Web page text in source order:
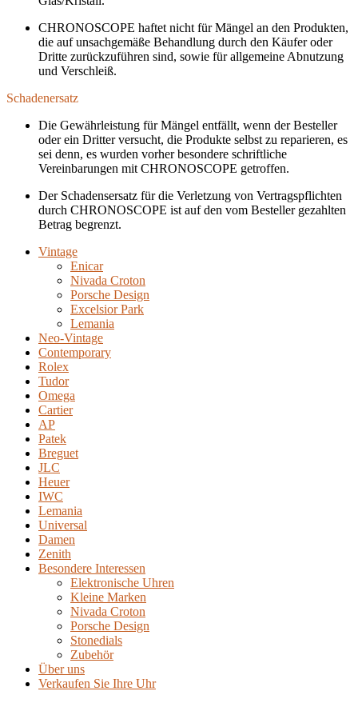
CHRONOSCOPE haftet nicht für Mängel an den Produkten,
die auf unsachgemäße Behandlung durch den Käufer oder
Dritte zurückzuführen sind, sowie für allgemeine Abnutzung
und Verschleiß.
Schadenersatz
Die Gewährleistung für Mängel entfällt, wenn der Besteller
oder ein Dritter versucht, die Produkte selbst zu reparieren, es
sei denn, es wurden vorher besondere schriftliche
Vereinbarungen mit CHRONOSCOPE getroffen.
Der Schadensersatz für die Verletzung von Vertragspflichten
durch CHRONOSCOPE ist auf den vom Besteller gezahlten
Betrag begrenzt.
Vintage
Enicar
Nivada Croton
Porsche Design
Excelsior Park
Lemania
Neo-Vintage
Contemporary
Rolex
Tudor
Omega
Cartier
AP
Patek
Breguet
JLC
Heuer
IWC
Lemania
Universal
Damen
Zenith
Besondere Interessen
Elektronische Uhren
Kleine Marken
Nivada Croton
Porsche Design
Stonedials
Zubehör
Über uns
Verkaufen Sie Ihre Uhr